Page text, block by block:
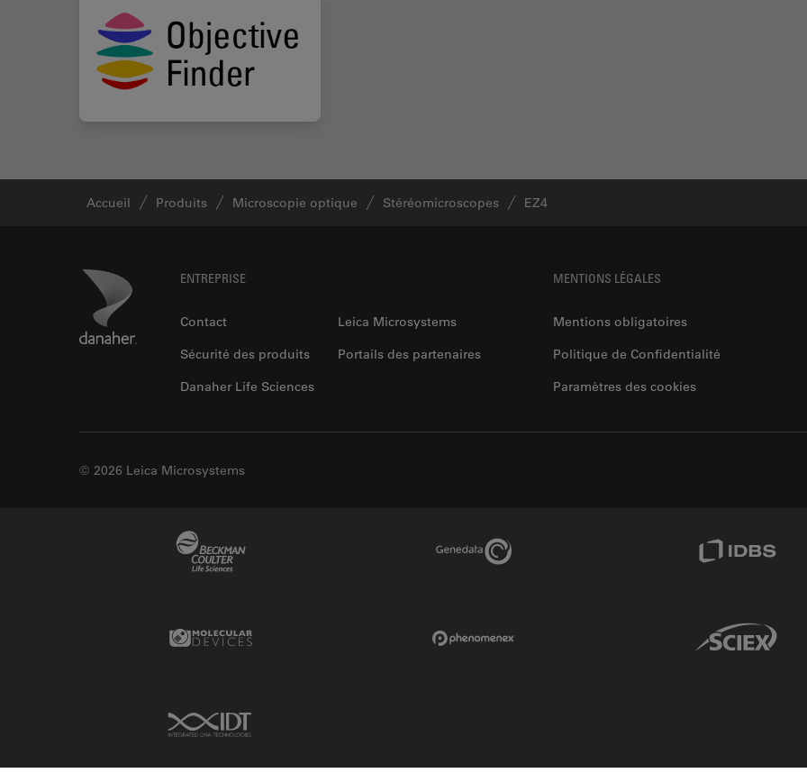
Accueil Produits Microscopie optique Stéréomicroscopes EZ4
Danaher Logo ENTREPRISE
Contact
Leica Microsystems
Sécurité des produits
Portails des partenaires
Danaher Life Sciences
MENTIONS LÉGALES
Mentions obligatoires
Politique de Confidentialité
Paramètres des cookies
© 2026 Leica Microsystems
Genedata Link IDBS Link
Molecular Devices Link Sciex Link
IDT Link